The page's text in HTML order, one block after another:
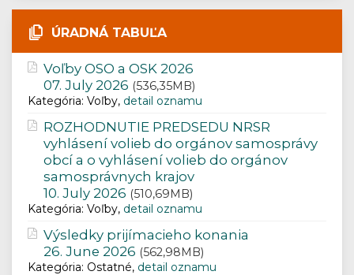
ÚRADNÁ TABUĽA
Voľby OSO a OSK 2026
07. July 2026 (536,35MB)
Kategória: Voľby, detail oznamu
ROZHODNUTIE PREDSEDU NRSR
vyhlásení volieb do orgánov samosprávy
obcí a o vyhlásení volieb do orgánov
samosprávnych krajov
10. July 2026 (510,69MB)
Kategória: Voľby, detail oznamu
Výsledky prijímacieho konania
26. June 2026 (562,98MB)
Kategória: Ostatné, detail oznamu